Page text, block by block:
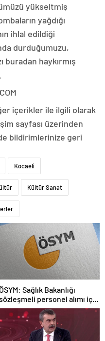
yükseltmiş
yağdığı
ihlal edildiği
durduğumuzu,
buradan haykırmış
içerikler ile ilgili olarak
sayfası üzerinden
bildirimlerinize geri
Kocaeli
Kültür Sanat
ÖSYM: Sağlık Bakanlığı
personel alımı için
başladı